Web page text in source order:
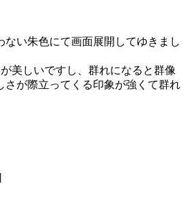
ない朱色にて画面展開してゆきまし
美しいですし、群れになると群像
さが際立ってくる印象が強くて群れ